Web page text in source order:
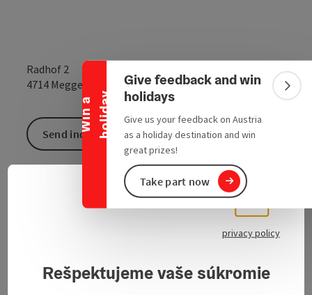
W
i
n
a
h
o
l
i
d
a y
Collapse banner
Give feedback and win
holidays
Give us your feedback on Austria
as a holiday destination and win
great prizes!
Take part now
Radhof 2
4714 Meggenhofen open inOpen in
Organic spelt pasta and durum wheat pasta
Send inquiry
privacy policy
Rešpektujeme vaše súkromie